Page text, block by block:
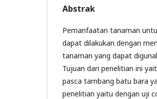
Abstrak
Pemanfaatan tanaman
dapat dilakukan dengan
tanaman yang dapat
Tujuan dari penelitian ini
pasca tambang batu bara
penelitian yaitu dengan uji